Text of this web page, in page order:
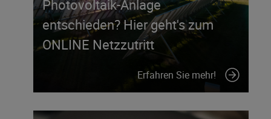
Photovoltaik-Anlage
entschieden? Hier geht's zum
ONLINE Netzzutritt
Erfahren Sie mehr!